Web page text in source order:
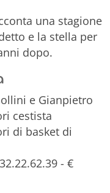
una stagione
e la stella per
dopo.
e Gianpietro
cestista
di basket di
- €